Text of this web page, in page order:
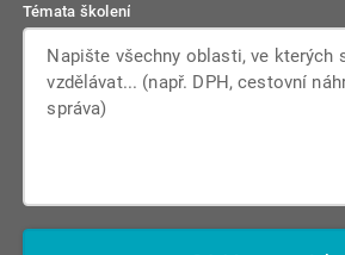
Témata školení